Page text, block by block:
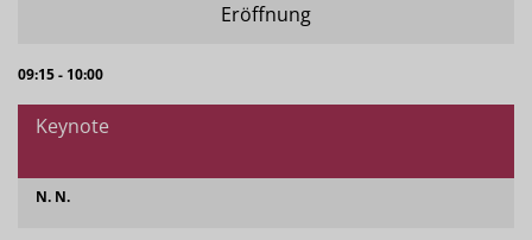
Eröffnung
09:15 - 10:00
Keynote
N. N.